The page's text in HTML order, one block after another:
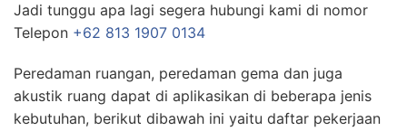
Jadi tunggu apa lagi segera hubungi kami di nomor
Telepon +62 813 1907 0134
Peredaman ruangan, peredaman gema dan juga
akustik ruang dapat di aplikasikan di beberapa jenis
kebutuhan, berikut dibawah ini yaitu daftar pekerjaan